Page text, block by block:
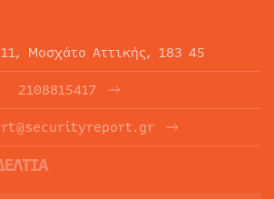
Μοσχάτο Αττικής, 183 45
2108815417